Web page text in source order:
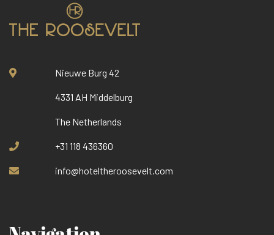
Nieuwe Burg 42
4331 AH Middelburg
The Netherlands
+31 118 436360
info@hoteltheroosevelt.com